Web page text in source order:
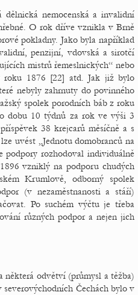
nemocenská a invalidní
O rok dříve vznikla v Brně
pokladny. Jako byla například
penzijní, vdovská a sirotčí
mistrů řemeslnických“ nebo
roku 1876 [22] atd. Jak již bylo
nebyly zahrnuty do povinného
spolek porodních báb z roku
dobu 10 týdnů za rok ve výši 3
38 krejcarů měsíčně a s
uvést „Jednotu domobranců na
podpory rozhodoval individuálně
vzniklý na podporu chudých
Krumlově, odborný spolek
(v nezaměstnanosti a stáří)
Po suchém výčtu je třeba
různých podpor a nejen jich
některá odvětví (průmysl a těžba)
Čechách bylo v